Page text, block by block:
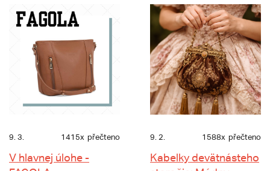
9. 3. 1415x přečteno
V hlavnej úlohe -
9. 2. 1588x přečteno
Kabelky devätnásteho